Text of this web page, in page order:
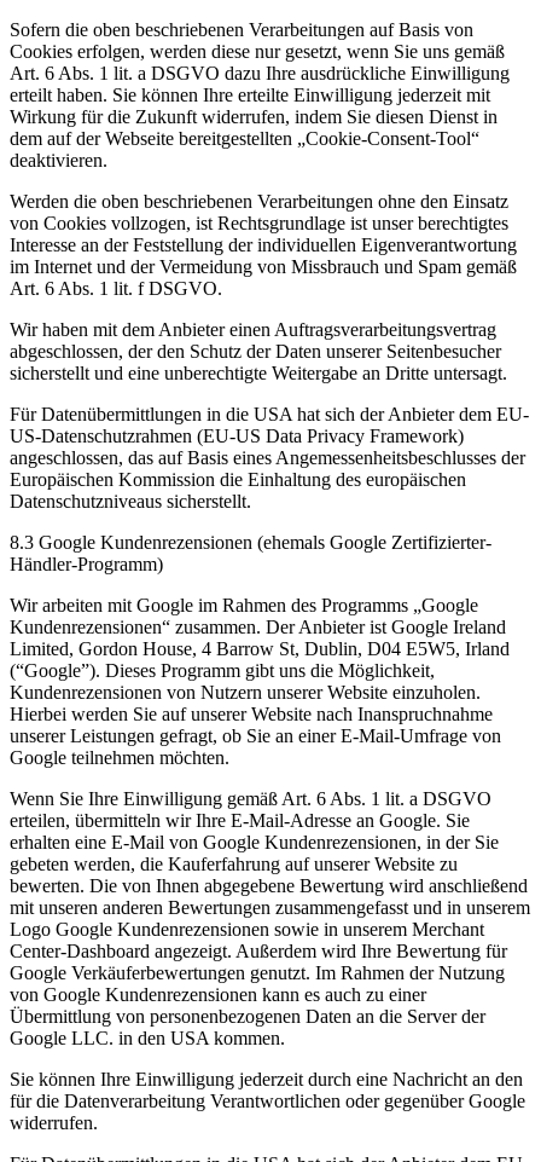
Sofern die oben beschriebenen Verarbeitungen auf Basis von
Cookies erfolgen, werden diese nur gesetzt, wenn Sie uns gemäß
Art. 6 Abs. 1 lit. a DSGVO dazu Ihre ausdrückliche Einwilligung
erteilt haben. Sie können Ihre erteilte Einwilligung jederzeit mit
Wirkung für die Zukunft widerrufen, indem Sie diesen Dienst in
dem auf der Webseite bereitgestellten „Cookie-Consent-Tool“
deaktivieren.
Werden die oben beschriebenen Verarbeitungen ohne den Einsatz
von Cookies vollzogen, ist Rechtsgrundlage ist unser berechtigtes
Interesse an der Feststellung der individuellen Eigenverantwortung
im Internet und der Vermeidung von Missbrauch und Spam gemäß
Art. 6 Abs. 1 lit. f DSGVO.
Wir haben mit dem Anbieter einen Auftragsverarbeitungsvertrag
abgeschlossen, der den Schutz der Daten unserer Seitenbesucher
sicherstellt und eine unberechtigte Weitergabe an Dritte untersagt.
Für Datenübermittlungen in die USA hat sich der Anbieter dem EU-
US-Datenschutzrahmen (EU-US Data Privacy Framework)
angeschlossen, das auf Basis eines Angemessenheitsbeschlusses der
Europäischen Kommission die Einhaltung des europäischen
Datenschutzniveaus sicherstellt.
8.3 Google Kundenrezensionen (ehemals Google Zertifizierter-
Händler-Programm)
Wir arbeiten mit Google im Rahmen des Programms „Google
Kundenrezensionen“ zusammen. Der Anbieter ist Google Ireland
Limited, Gordon House, 4 Barrow St, Dublin, D04 E5W5, Irland
(“Google”). Dieses Programm gibt uns die Möglichkeit,
Kundenrezensionen von Nutzern unserer Website einzuholen.
Hierbei werden Sie auf unserer Website nach Inanspruchnahme
unserer Leistungen gefragt, ob Sie an einer E-Mail-Umfrage von
Google teilnehmen möchten.
Wenn Sie Ihre Einwilligung gemäß Art. 6 Abs. 1 lit. a DSGVO
erteilen, übermitteln wir Ihre E-Mail-Adresse an Google. Sie
erhalten eine E-Mail von Google Kundenrezensionen, in der Sie
gebeten werden, die Kauferfahrung auf unserer Website zu
bewerten. Die von Ihnen abgegebene Bewertung wird anschließend
mit unseren anderen Bewertungen zusammengefasst und in unserem
Logo Google Kundenrezensionen sowie in unserem Merchant
Center-Dashboard angezeigt. Außerdem wird Ihre Bewertung für
Google Verkäuferbewertungen genutzt. Im Rahmen der Nutzung
von Google Kundenrezensionen kann es auch zu einer
Übermittlung von personenbezogenen Daten an die Server der
Google LLC. in den USA kommen.
Sie können Ihre Einwilligung jederzeit durch eine Nachricht an den
für die Datenverarbeitung Verantwortlichen oder gegenüber Google
widerrufen.